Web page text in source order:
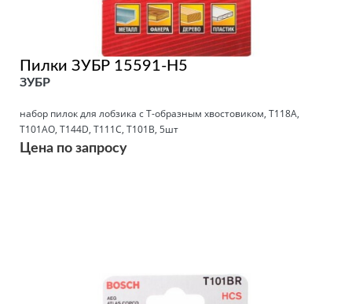
Пилки ЗУБР 15591-H5
ЗУБР
набор пилок для лобзика с Т-образным хвостовиком, Т118А,
Т101АО, T144D, T111C, T101B, 5шт
Цена по запросу